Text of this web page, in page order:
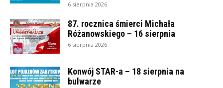
6 sierpnia 2026
87. rocznica śmierci Michała
Różanowskiego – 16 sierpnia
6 sierpnia 2026
Konwój STAR-a – 18 sierpnia na
bulwarze